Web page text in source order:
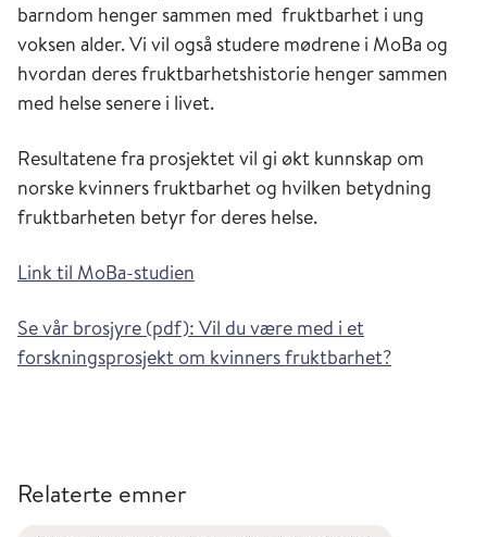
barndom henger sammen med fruktbarhet i ung
voksen alder. Vi vil også studere mødrene i MoBa og
hvordan deres fruktbarhetshistorie henger sammen
med helse senere i livet.
Resultatene fra prosjektet vil gi økt kunnskap om
norske kvinners fruktbarhet og hvilken betydning
fruktbarheten betyr for deres helse.
Link til MoBa-studien
Se vår brosjyre (pdf): Vil du være med i et
forskningsprosjekt om kvinners fruktbarhet?
Relaterte emner